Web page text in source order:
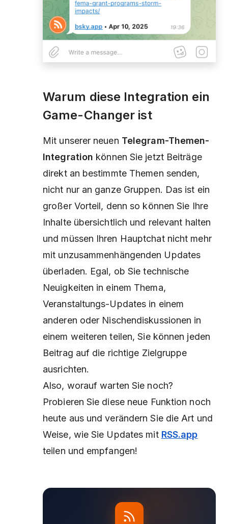
Warum diese Integration ein
Game-Changer ist
Mit unserer neuen Telegram-Themen-
Integration können Sie jetzt Beiträge
direkt an bestimmte Themen senden,
nicht nur an ganze Gruppen. Das ist ein
großer Vorteil, denn so können Sie Ihre
Inhalte übersichtlich und relevant halten
und müssen Ihren Hauptchat nicht mehr
mit unzusammenhängenden Updates
überladen. Egal, ob Sie technische
Neuigkeiten in einem Thema,
Veranstaltungs-Updates in einem
anderen oder Nischendiskussionen in
einem weiteren teilen, Sie können jeden
Beitrag auf die richtige Zielgruppe
ausrichten.
Also, worauf warten Sie noch?
Probieren Sie diese neue Funktion noch
heute aus und verändern Sie die Art und
Weise, wie Sie Updates mit RSS.app
teilen und empfangen!